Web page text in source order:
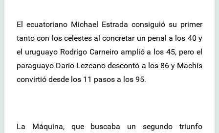
El ecuatoriano Michael Estrada consiguió su primer
tanto con los celestes al concretar un penal a los 40 y
el uruguayo Rodrigo Carneiro amplió a los 45, pero el
paraguayo Darío Lezcano descontó a los 86 y Machís
convirtió desde los 11 pasos a los 95.
La Máquina, que buscaba un segundo triunfo